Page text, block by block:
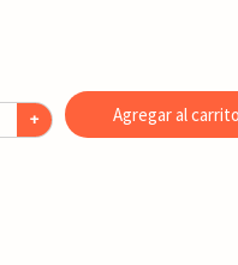
+ Agregar al carrito